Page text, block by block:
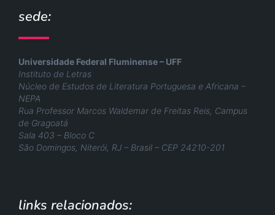
sede:
Universidade Federal Fluminense – UFF
Instituto de Letras
Núcleo de Estudos de Literatura Portuguesa e Africana –
NEPA
Rua Professor Marcos Waldemar de Freitas Reis, Campus
de Gragoatá
Sala 403 – Bloco C
São Domingos, Niterói, RJ – Brasil – CEP 24210-201
links relacionados: